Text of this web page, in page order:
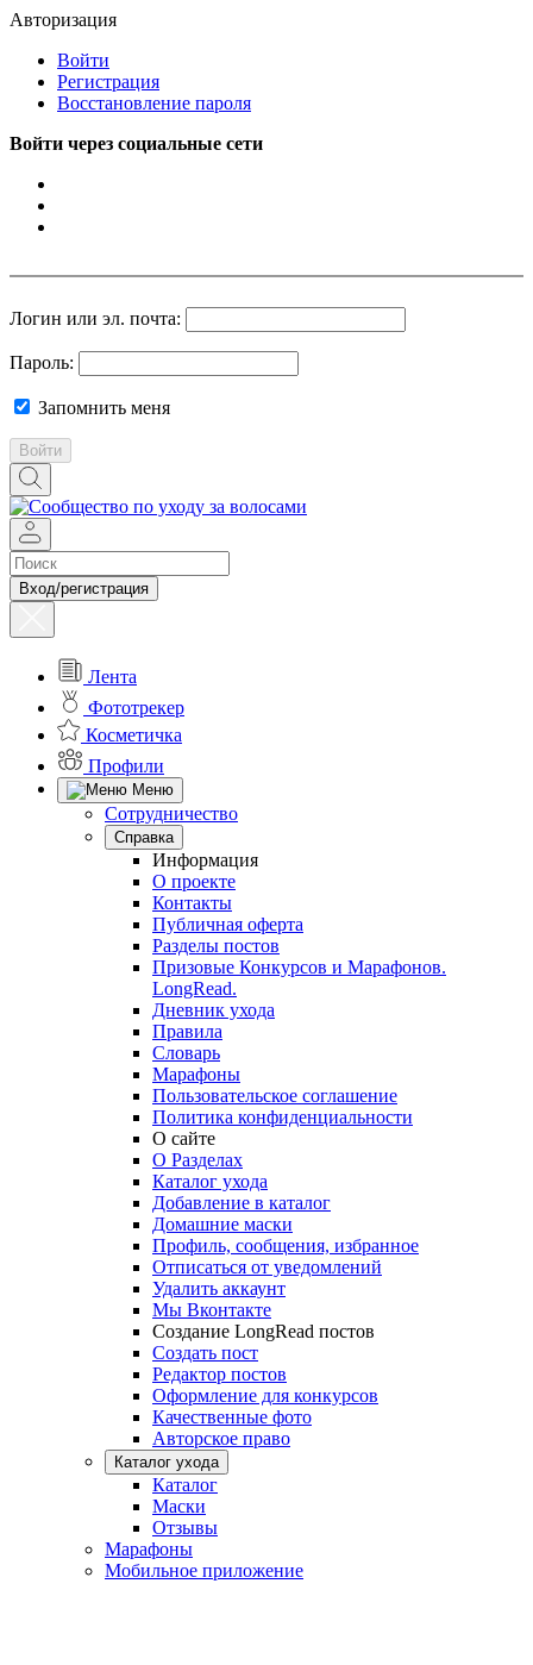
Авторизация
Войти
Регистрация
Восстановление пароля
Войти через социальные сети
Логин или эл. почта:
Пароль:
Запомнить меня
Войти
Вход/регистрация
Лента
Фототрекер
Косметичка
Профили
Меню
Сотрудничество
Справка
Информация
О проекте
Контакты
Публичная оферта
Разделы постов
Призовые Конкурсов и Марафонов.
LongRead.
Дневник ухода
Правила
Словарь
Марафоны
Пользовательское соглашение
Политика конфиденциальности
О сайте
О Разделах
Каталог ухода
Добавление в каталог
Домашние маски
Профиль, сообщения, избранное
Отписаться от уведомлений
Удалить аккаунт
Мы Вконтакте
Создание LongRead постов
Создать пост
Редактор постов
Оформление для конкурсов
Качественные фото
Авторское право
Каталог ухода
Каталог
Маски
Отзывы
Марафоны
Мобильное приложение